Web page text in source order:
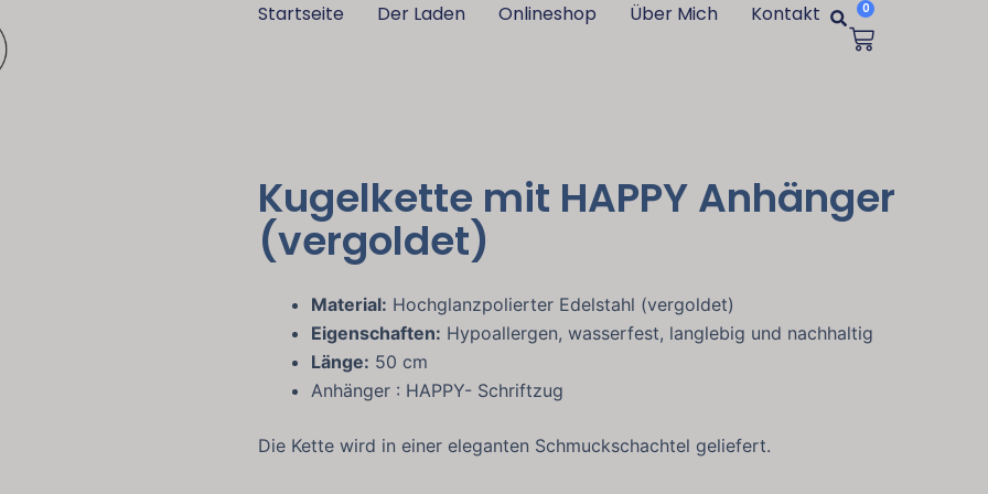
Startseite Der Laden Onlineshop Über Mich Kontakt Suche
0
Kugelkette mit HAPPY Anhänger
(vergoldet)
Material: Hochglanzpolierter Edelstahl (vergoldet)
Eigenschaften: Hypoallergen, wasserfest, langlebig und nachhaltig
Länge: 50 cm
Anhänger : HAPPY- Schriftzug
Die Kette wird in einer eleganten Schmuckschachtel geliefert.